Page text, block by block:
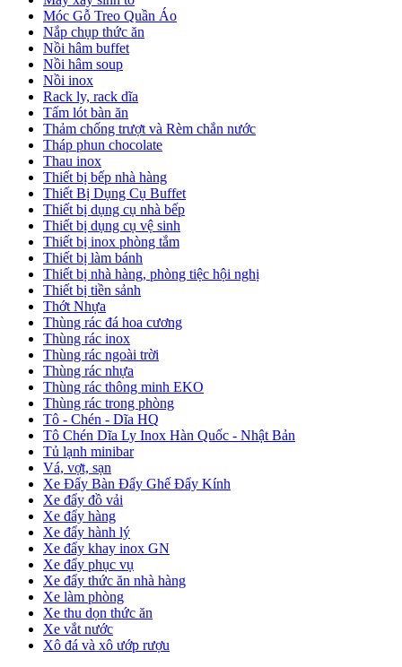
Móc Gỗ Treo Quần Áo
Nắp chụp thức ăn
Nồi hâm buffet
Nồi hâm soup
Nồi inox
Rack ly, rack dĩa
Tấm lót bàn ăn
Thảm chống trượt và Rèm chắn nước
Tháp phun chocolate
Thau inox
Thiết bị bếp nhà hàng
Thiết Bị Dụng Cụ Buffet
Thiết bị dụng cụ nhà bếp
Thiết bị dụng cụ vệ sinh
Thiết bị inox phòng tắm
Thiết bị làm bánh
Thiết bị nhà hàng, phòng tiệc hội nghị
Thiết bị tiền sảnh
Thớt Nhựa
Thùng rác đá hoa cương
Thùng rác inox
Thùng rác ngoài trời
Thùng rác nhựa
Thùng rác thông minh EKO
Thùng rác trong phòng
Tô - Chén - Dĩa HQ
Tô Chén Dĩa Ly Inox Hàn Quốc - Nhật Bản
Tủ lạnh minibar
Vá, vợt, sạn
Xe Đẩy Bàn Đẩy Ghế Đẩy Kính
Xe đẩy đồ vải
Xe đẩy hàng
Xe đẩy hành lý
Xe đẩy khay inox GN
Xe đẩy phục vụ
Xe đẩy thức ăn nhà hàng
Xe làm phòng
Xe thu dọn thức ăn
Xe vắt nước
Xô đá và xô ướp rượu